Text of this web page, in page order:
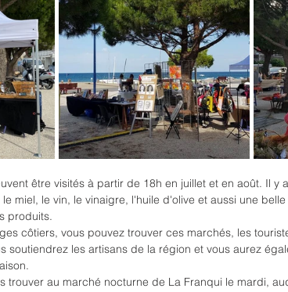
être visités à partir de 18h en juillet et en août. Il y
miel, le vin, le vinaigre, l'huile d'olive et aussi une
produits.
côtiers, vous pouvez trouver ces marchés, les
soutiendrez les artisans de la région et vous aurez
trouver au marché nocturne de La Franqui le mardi,